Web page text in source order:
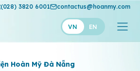
(028) 3820 6001 contactus@hoanmy.com
VN EN
Hoàn Mỹ
Hoàn Mỹ Đà Nẵng